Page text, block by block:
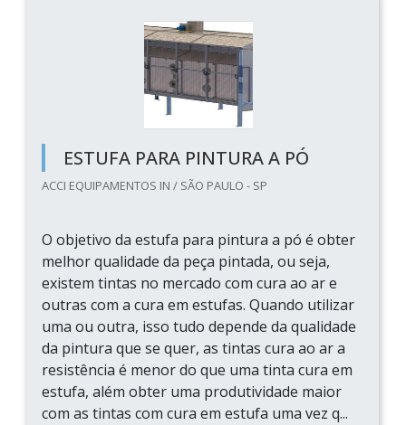
ESTUFA PARA PINTURA A PÓ
ACCI EQUIPAMENTOS IN / SÃO PAULO - SP
O objetivo da estufa para pintura a pó é obter
melhor qualidade da peça pintada, ou seja,
existem tintas no mercado com cura ao ar e
outras com a cura em estufas. Quando utilizar
uma ou outra, isso tudo depende da qualidade
da pintura que se quer, as tintas cura ao ar a
resistência é menor do que uma tinta cura em
estufa, além obter uma produtividade maior
com as tintas com cura em estufa uma vez q...